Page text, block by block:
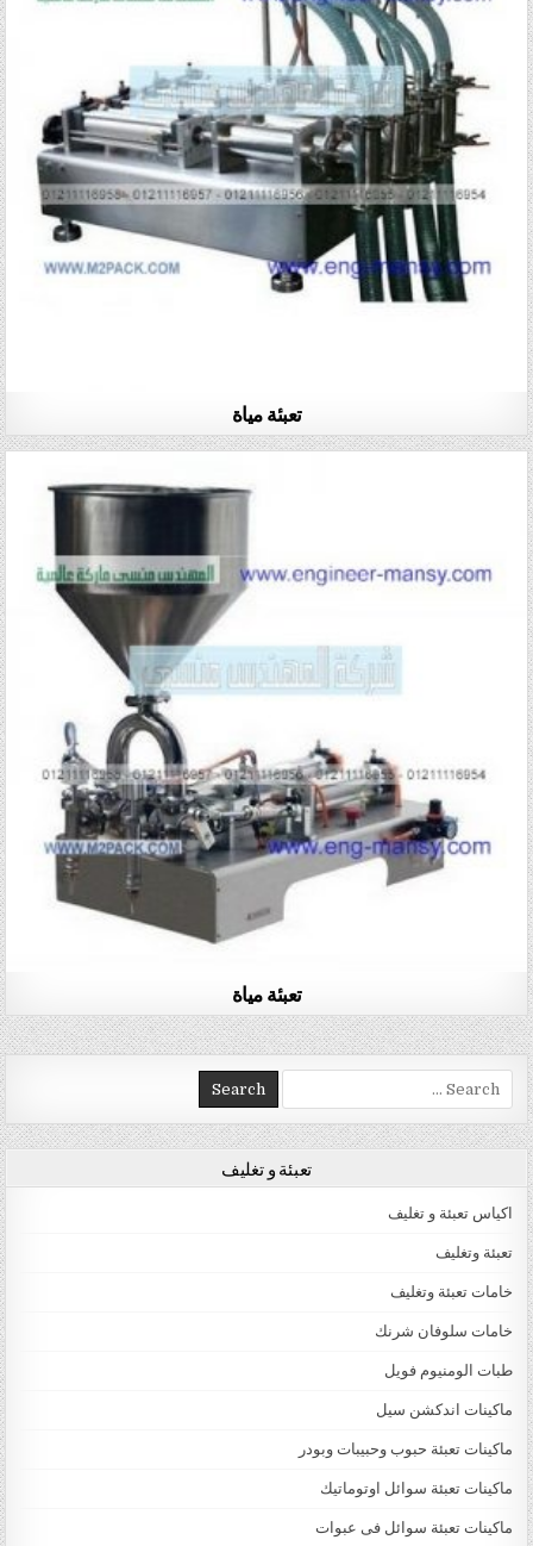
تعبئة مياة
تعبئة مياة
Search for:
تعبئة و تغليف
اكياس تعبئة و تغليف
تعبئة وتغليف
خامات تعبئة وتغليف
خامات سلوفان شرنك
طبات الومنيوم فويل
ماكينات اندكشن سيل
ماكينات تعبئة حبوب وحبيبات وبودر
ماكينات تعبئة سوائل اوتوماتيك
ماكينات تعبئة سوائل فى عبوات